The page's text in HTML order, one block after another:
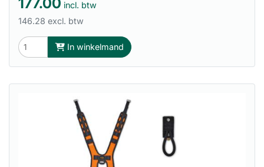
incl. btw
146.28 excl. btw
In winkelmand